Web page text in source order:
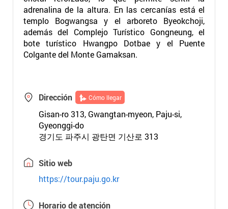
adrenalina de la altura. En las cercanías está el
templo Bogwangsa y el arboreto Byeokchoji,
además del Complejo Turístico Gongneung, el
bote turístico Hwangpo Dotbae y el Puente
Colgante del Monte Gamaksan.
Dirección Cómo llegar
Gisan-ro 313, Gwangtan-myeon, Paju-si,
Gyeonggi-do
경기도 파주시 광탄면 기산로 313
Sitio web
https://tour.paju.go.kr
Horario de atención